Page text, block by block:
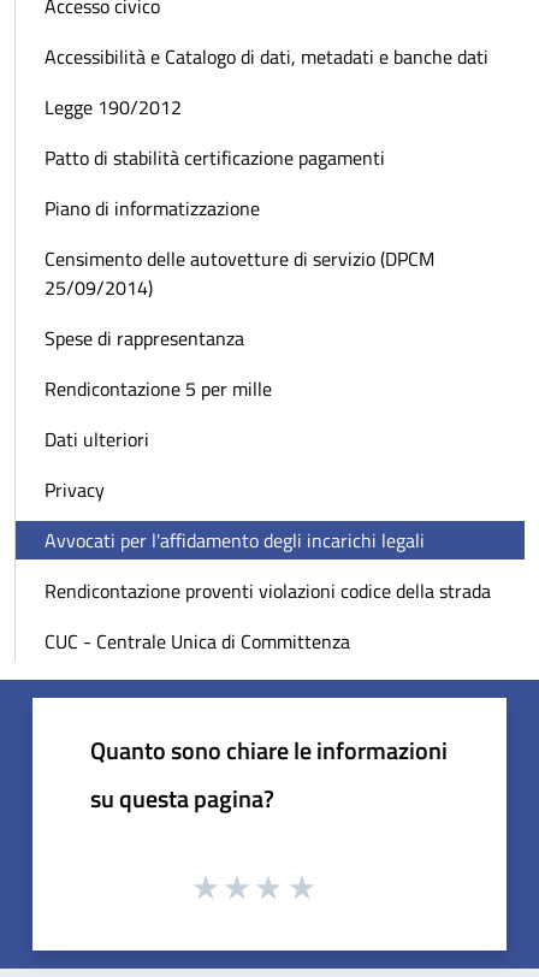
Accessibilità e Catalogo di dati, metadati e banche dati
Legge 190/2012
Patto di stabilità certificazione pagamenti
Piano di informatizzazione
Censimento delle autovetture di servizio (DPCM
25/09/2014)
Spese di rappresentanza
Rendicontazione 5 per mille
Dati ulteriori
Privacy
Avvocati per l'affidamento degli incarichi legali
Rendicontazione proventi violazioni codice della strada
CUC - Centrale Unica di Committenza
Quanto sono chiare le informazioni
su questa pagina?